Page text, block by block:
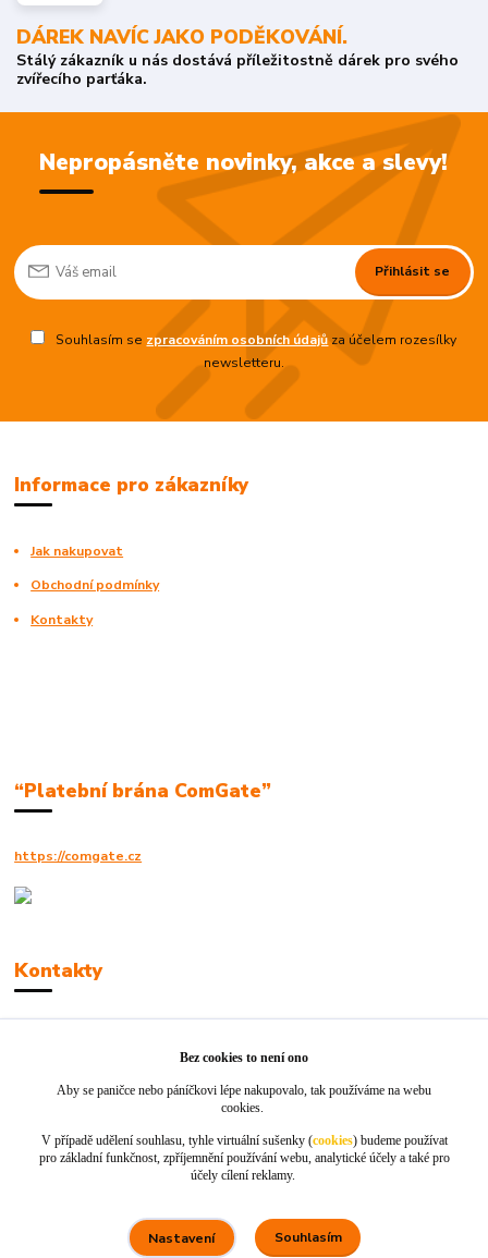
DÁREK NAVÍC JAKO PODĚKOVÁNÍ.
Stálý zákazník u nás dostává příležitostně dárek pro svého
zvířecího parťáka.
Nepropásněte novinky, akce a slevy!
Přihlásit se
Souhlasím se zpracováním osobních údajůza účelem rozesílky
newsletteru.
Informace pro zákazníky
Jak nakupovat
Obchodní podmínky
Kontakty
“Platební brána ComGate”
https://comgate.cz
Kontakty
info@jackie-shop.cz
Vytvořeno na Eshop-rychle.cz
Bez cookies to není ono
Aby se paničce nebo páníčkovi lépe nakupovalo, tak používáme na webu
cookies.
V případě udělení souhlasu, tyhle virtuální sušenky (cookies) budeme používat
pro základní funkčnost, zpříjemnění používání webu, analytické účely a také pro
účely cílení reklamy.
Nastavení Souhlasím